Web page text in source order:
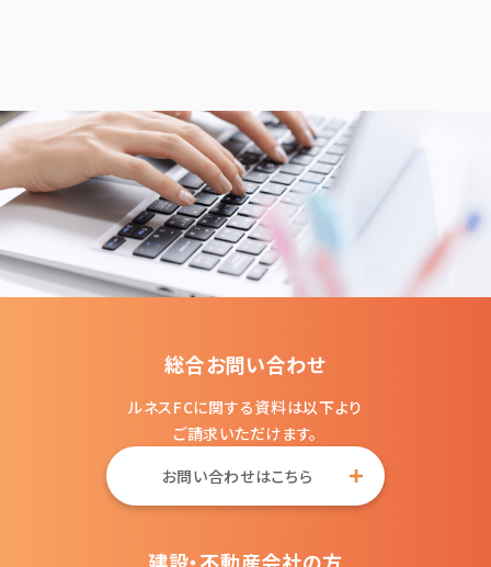
総合お問い合わせ
ルネスFCに関する資料は以下より
ご請求いただけます。
お問い合わせはこちら